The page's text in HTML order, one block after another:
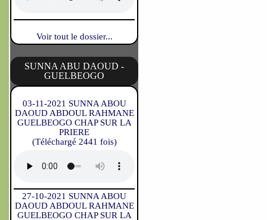
Voir tout le dossier...
SUNNA ABU DAOUD -
GUELBEOGO
03-11-2021 SUNNA ABOU
DAOUD ABDOUL RAHMANE
GUELBEOGO CHAP SUR LA
PRIERE
(Téléchargé 2441 fois)
27-10-2021 SUNNA ABOU
DAOUD ABDOUL RAHMANE
GUELBEOGO CHAP SUR LA